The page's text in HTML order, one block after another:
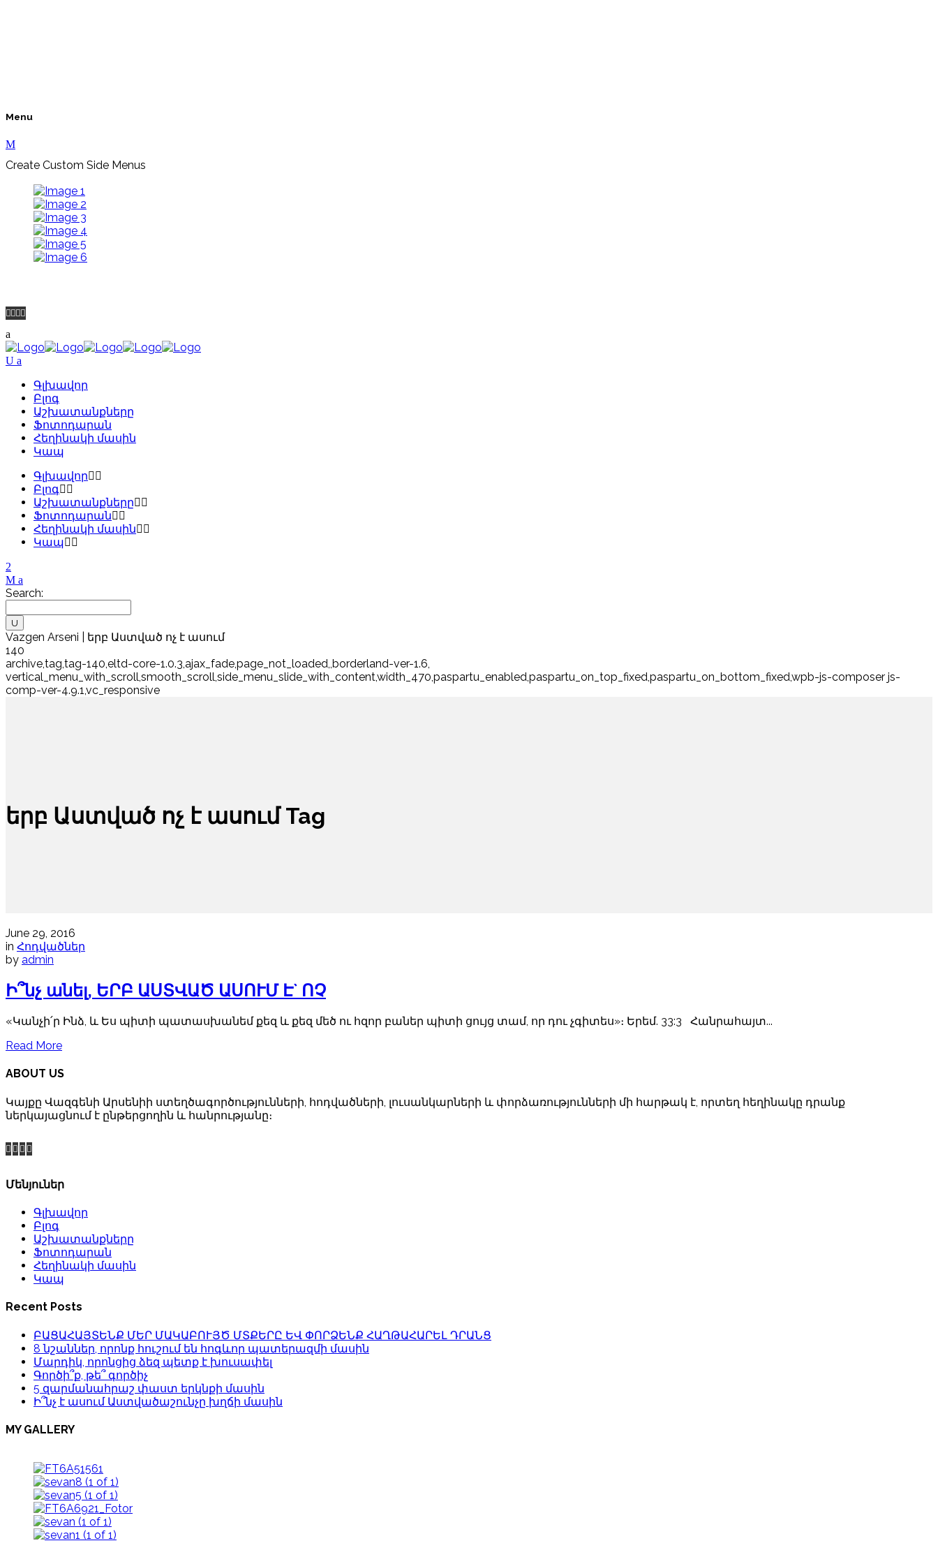
Menu
Create Custom Side Menus
Գլխավոր
Բլոգ
Աշխատանքները
Ֆոտոդարան
Հեղինակի մասին
Կապ
Գլխավոր
Բլոգ
Աշխատանքները
Ֆոտոդարան
Հեղինակի մասին
Կապ
Search:
Vazgen Arseni | երբ Աստված ոչ է ասում
140
archive,tag,tag-140,eltd-core-1.0.3,ajax_fade,page_not_loaded,,borderland-ver-1.6,
vertical_menu_with_scroll,smooth_scroll,side_menu_slide_with_content,width_470,paspartu_enabled,paspartu_on_top_fixed,paspartu_on_bottom_fixed,wpb-js-composer js-
comp-ver-4.9.1,vc_responsive
երբ Աստված ոչ է ասում Tag
June 29, 2016
in Հոդվածներ
by admin
Ի՞նչ անել, ԵՐԲ ԱՍՏՎԱԾ ԱՍՈՒՄ Է` ՈՉ
«Կանչի՛ր Ինձ, և Ես պիտի պատասխանեմ քեզ և քեզ մեծ ու հզոր բաներ պիտի ցույց տամ, որ դու չգիտես»։ Երեմ. 33:3 Հանրահայտ...
Read More
ABOUT US
Կայքը Վազգենի Արսենիի ստեղծագործությունների, հոդվածների, լուսանկարների և փորձառությունների մի հարթակ է, որտեղ հեղինակը դրանք
ներկայացնում է ընթերցողին և հանրությանը։
Մենյուներ
Գլխավոր
Բլոգ
Աշխատանքները
Ֆոտոդարան
Հեղինակի մասին
Կապ
Recent Posts
ԲԱՑԱՀԱՅՏԵՆՔ ՄԵՐ ՄԱԿԱԲՈՒՅԾ ՄՏՔԵՐԸ ԵՎ ՓՈՐՁԵՆՔ ՀԱՂԹԱՀԱՐԵԼ ԴՐԱՆՑ
8 նշաններ, որոնք հուշում են հոգևոր պատերազմի մասին
Մարդիկ, որոնցից ձեզ պետք է խուսափել
Գործի՞ք, թե՞ գործիչ
5 զարմանահրաշ փաստ երկնքի մասին
Ի՞նչ է ասում Աստվածաշունչը խղճի մասին
MY GALLERY